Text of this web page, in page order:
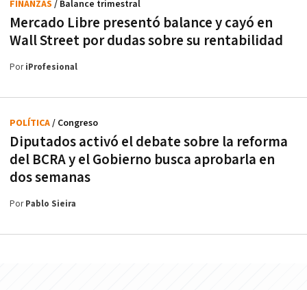
Mercado Libre presentó balance y cayó en
Wall Street por dudas sobre su rentabilidad
FINANZAS / Balance trimestral
PoriProfesional
Diputados activó el debate sobre la reforma
del BCRA y el Gobierno busca aprobarla en
dos semanas
POLÍTICA/ Congreso
PorPablo Sieira